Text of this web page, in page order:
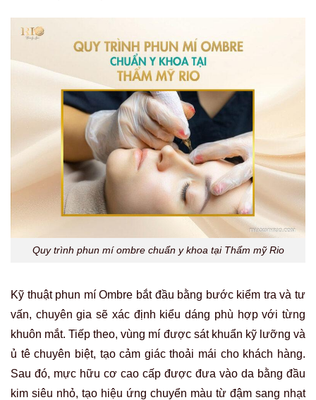
Quy trình phun mí ombre chuẩn y khoa tại Thẩm mỹ Rio
Kỹ thuật phun mí Ombre bắt đầu bằng bước kiểm tra và tư
vấn, chuyên gia sẽ xác định kiểu dáng phù hợp với từng
khuôn mắt. Tiếp theo, vùng mí được sát khuẩn kỹ lưỡng và
ủ tê chuyên biệt, tạo cảm giác thoải mái cho khách hàng.
Sau đó, mực hữu cơ cao cấp được đưa vào da bằng đầu
kim siêu nhỏ, tạo hiệu ứng chuyển màu từ đậm sang nhạt